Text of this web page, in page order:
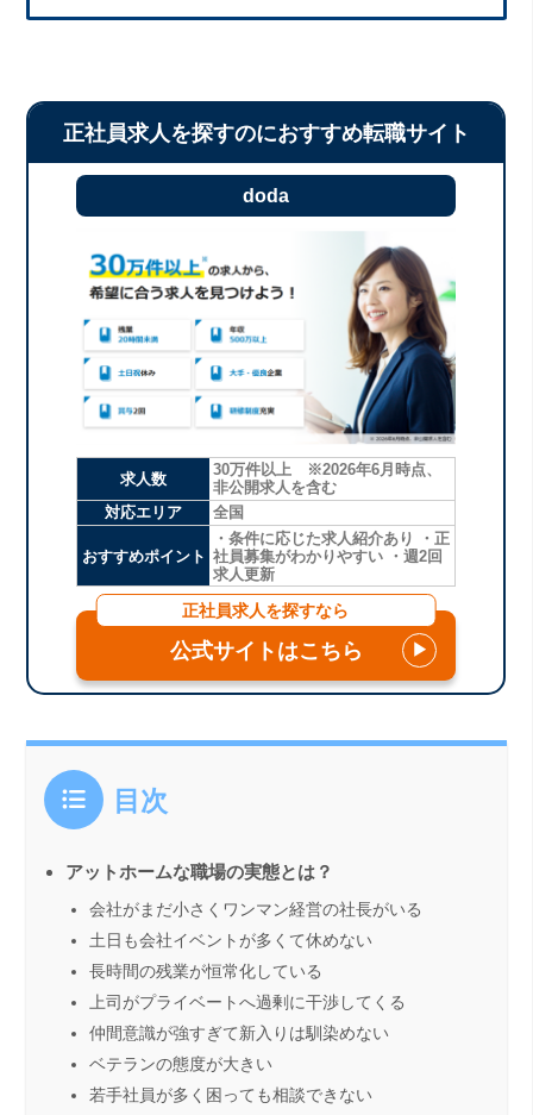
正社員求人を探すのにおすすめ転職サイト
doda
求人数
30万件以上 ※2026年6月時点、
非公開求人を含む
対応エリア
全国
おすすめポイント
・条件に応じた求人紹介あり ・正
社員募集がわかりやすい ・週2回
求人更新
正社員求人を探すなら
公式サイトはこちら ▶
目次
アットホームな職場の実態とは？
会社がまだ小さくワンマン経営の社長がいる
土日も会社イベントが多くて休めない
長時間の残業が恒常化している
上司がプライベートへ過剰に干渉してくる
仲間意識が強すぎて新入りは馴染めない
ベテランの態度が大きい
若手社員が多く困っても相談できない